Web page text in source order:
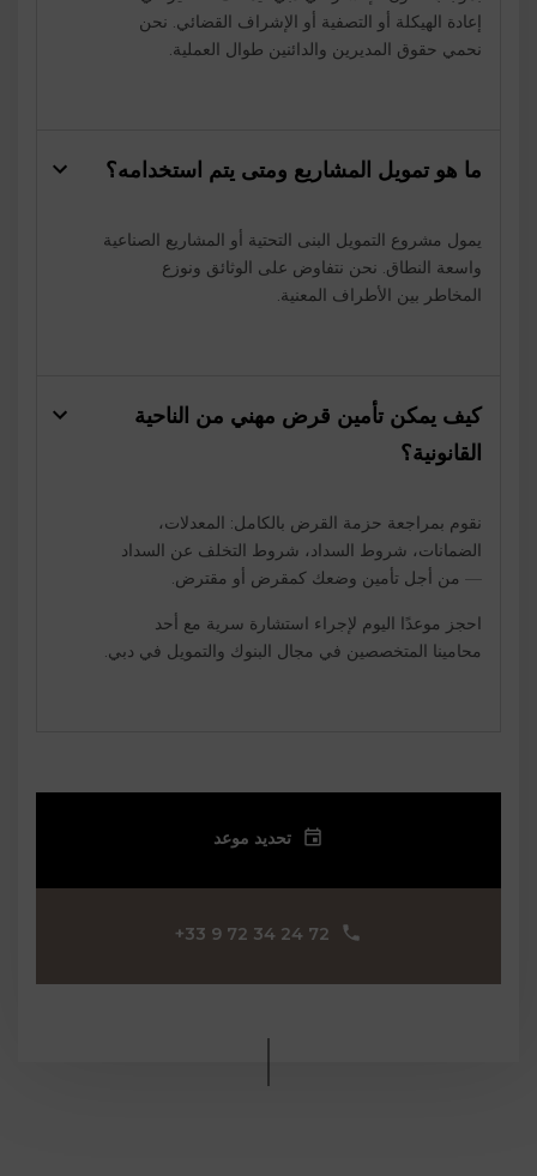
إعادة الهيكلة أو التصفية أو الإشراف القضائي. نحن
نحمي حقوق المديرين والدائنين طوال العملية.
ما هو تمويل المشاريع ومتى يتم استخدامه؟
يمول مشروع التمويل البنى التحتية أو المشاريع الصناعية
واسعة النطاق. نحن نتفاوض على الوثائق ونوزع
المخاطر بين الأطراف المعنية.
كيف يمكن تأمين قرض مهني من الناحية
القانونية؟
نقوم بمراجعة حزمة القرض بالكامل: المعدلات،
الضمانات، شروط السداد، شروط التخلف عن السداد
— من أجل تأمين وضعك كمقرض أو مقترض.
احجز موعدًا اليوم لإجراء استشارة سرية مع أحد
محامينا المتخصصين في مجال البنوك والتمويل في دبي.
تحديد موعد
‪+33 9 72 34 24 72‬